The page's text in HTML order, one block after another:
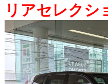
リアセレクシ